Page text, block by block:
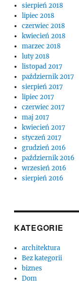
sierpień 2018
lipiec 2018
czerwiec 2018
kwiecień 2018
marzec 2018
luty 2018
listopad 2017
październik 2017
sierpień 2017
lipiec 2017
czerwiec 2017
maj 2017
kwiecień 2017
styczeń 2017
grudzień 2016
październik 2016
wrzesień 2016
sierpień 2016
KATEGORIE
architektura
Bez kategorii
biznes
Dom